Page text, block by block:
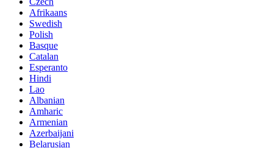
Afrikaans
Swedish
Polish
Basque
Catalan
Esperanto
Hindi
Lao
Albanian
Amharic
Armenian
Azerbaijani
Belarusian